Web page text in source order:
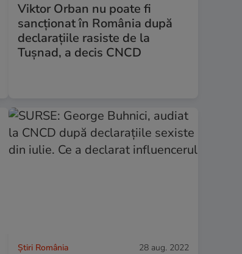
Viktor Orban nu poate fi
sancționat în România după
declarațiile rasiste de la
Tușnad, a decis CNCD
Știri România 28 aug. 2022